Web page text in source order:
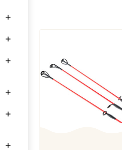





